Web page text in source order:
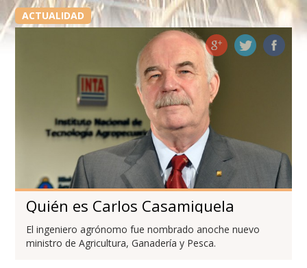
ACTUALIDAD
Quién es Carlos Casamiquela
El ingeniero agrónomo fue nombrado anoche nuevo
ministro de Agricultura, Ganadería y Pesca.